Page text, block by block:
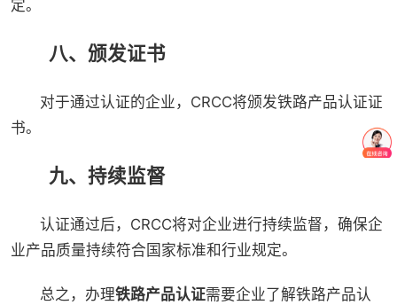
定。
八、颁发证书
对于通过认证的企业，CRCC将颁发铁路产品认证证
书。
九、持续监督
认证通过后，CRCC将对企业进行持续监督，确保企
业产品质量持续符合国家标准和行业规定。
总之，办理铁路产品认证需要企业了解铁路产品认